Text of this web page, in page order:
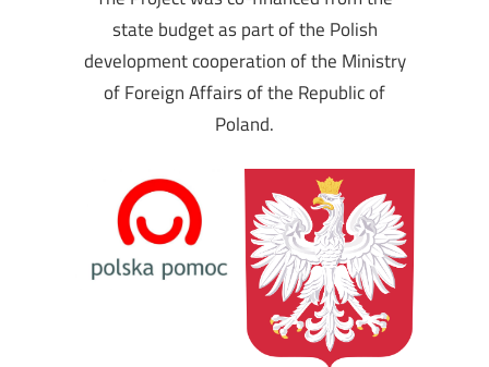
state budget as part of the Polish
development cooperation of the Ministry
of Foreign Affairs of the Republic of
Poland.